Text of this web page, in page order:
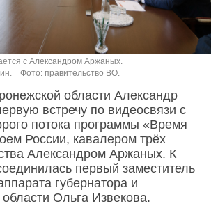
с Александром Аржаных.
Фото: правительство ВО.
области Александр
встречу по видеосвязи с
потока программы «Время
России, кавалером трёх
Александром Аржаных. К
первый заместитель
губернатора и
области Ольга Извекова.